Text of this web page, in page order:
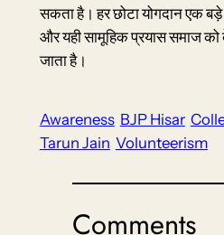
सकता है। हर छोटा योगदान एक बड़े
और यही सामूहिक प्रयास समाज
जाता है।
Awareness BJP Hisar
Tarun Jain Volunteerism
Comments